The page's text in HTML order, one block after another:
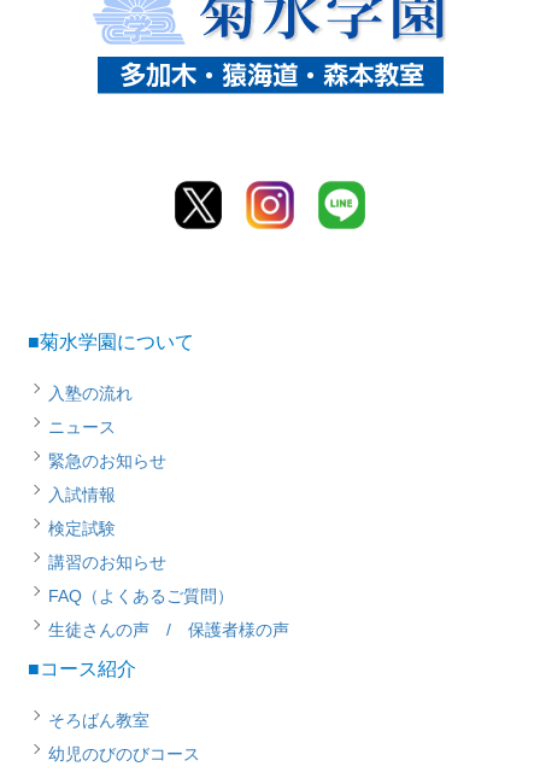
■菊水学園について
入塾の流れ
ニュース
緊急のお知らせ
入試情報
検定試験
講習のお知らせ
FAQ（よくあるご質問）
生徒さんの声 / 保護者様の声
■コース紹介
そろばん教室
幼児のびのびコース